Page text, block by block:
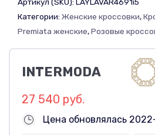
Артикул (SKU): LAYLAVAR4691i5
Категории: Женские кроссовки,
Premiata женские,Розовые
INTERMODA
27 540 руб.
Цена обновлялась